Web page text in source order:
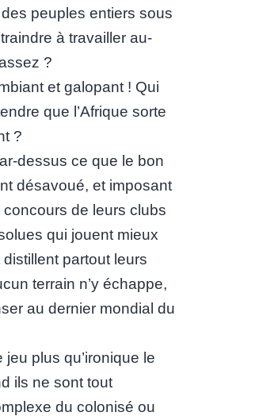
peuples entiers sous
à travailler au-
?
et galopant ! Qui
que l’Afrique sorte
?
dessus ce que le bon
désavoué, et imposant
de leurs clubs
qui jouent mieux
partout leurs
terrain n’y échappe,
au dernier mondial du
plus qu’ironique le
ils ne sont tout
du colonisé ou